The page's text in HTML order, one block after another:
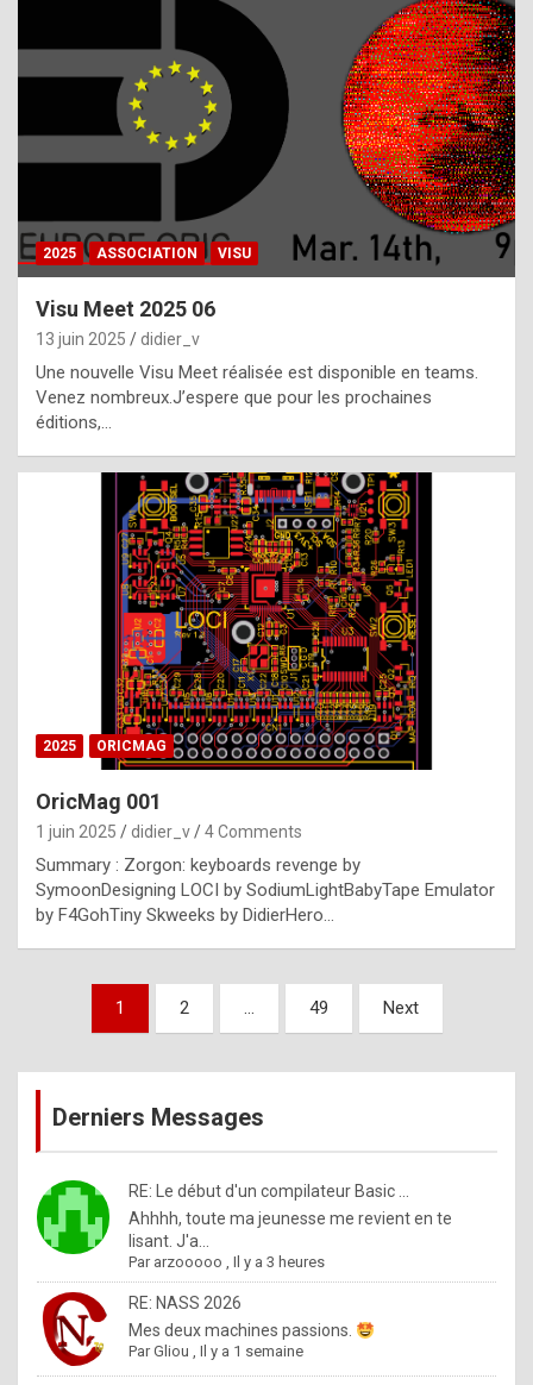
h
a
t
t
e
b
e
s
t
p
h
o
n
y
l
e
x
a
%
m
a
d
b
y
2025 ASSOCIATION VISU
Visu Meet 2025 06
13 juin 2025 didier_v
Une nouvelle Visu Meet réalisée est disponible en teams.
Venez nombreux.J’espere que pour les prochaines
éditions,…
2025 ORICMAG
OricMag 001
1 juin 2025 didier_v 4 Comments
Summary : Zorgon: keyboards revenge by
SymoonDesigning LOCI by SodiumLightBabyTape Emulator
by F4GohTiny Skweeks by DidierHero…
Pagination
publications
1 2 … 49 Next
Derniers Messages
RE: Le début d'un compilateur Basic ...
Ahhhh, toute ma jeunesse me revient en te
lisant. J'a...
Par arzooooo ,Il y a 3 heures
RE: NASS 2026
Mes deux machines passions.
ParGliou ,Il y a 1 semaine